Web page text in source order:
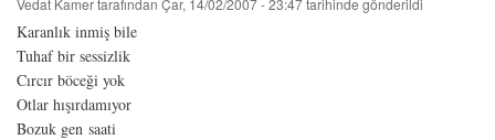
Karanlık inmiş bile
Tuhaf bir sessizlik
Cırcır böceği yok
Otlar hışırdamıyor
Bozuk gen saati